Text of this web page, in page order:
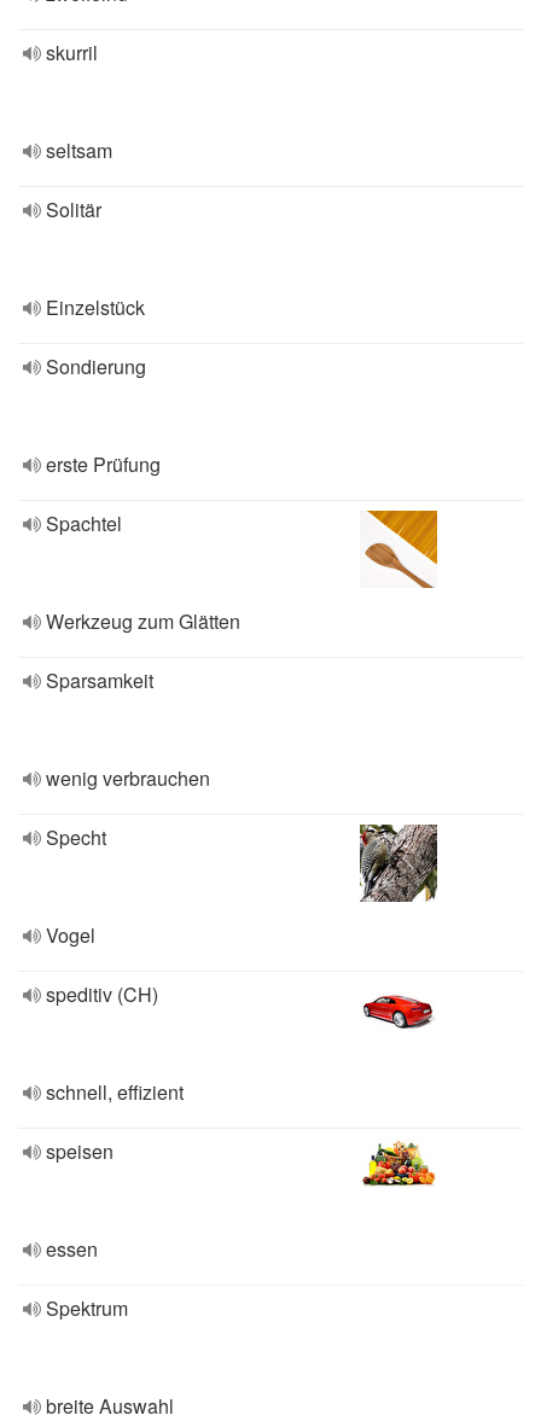
skurril
seltsam
Solitär
Einzelstück
Sondierung
erste Prüfung
Spachtel
Werkzeug zum Glätten
Sparsamkeit
wenig verbrauchen
Specht
Vogel
speditiv (CH)
schnell, effizient
speisen
essen
Spektrum
breite Auswahl